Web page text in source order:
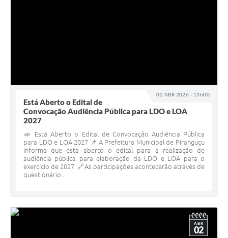
02 ABR 2026 - 13h00
Está Aberto o Edital de
Convocação Audiência Pública para LDO e LOA
2027
📣 Está Aberto o Edital de Convocação Audiência Pública
para LDO e LOA 2027 📌 A Prefeitura Municipal de Piranguçu
informa que está aberto o edital para a realização de
audiência pública para elaboração da LDO e LOA para o
exercício de 2027. 🔗As participações acontecerão através de
questionário...
ABR
02